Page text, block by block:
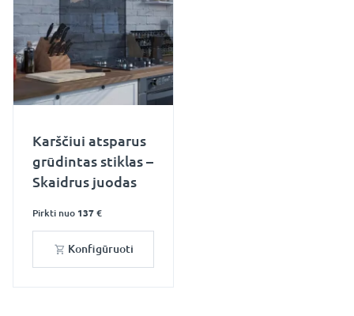
Karščiui atsparus
grūdintas stiklas –
Skaidrus juodas
Pirkti nuo 137 €
Konfigūruoti